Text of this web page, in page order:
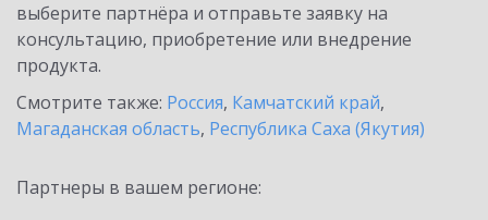
выберите партнёра и отправьте заявку на
консультацию, приобретение или внедрение
продукта.
Смотрите также: Россия, Камчатский край,
Магаданская область, Республика Саха (Якутия)
Партнеры в вашем регионе: